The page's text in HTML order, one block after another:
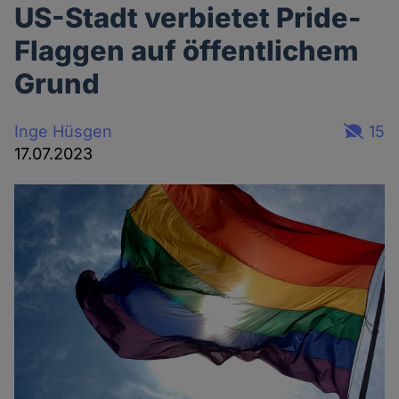
US-Stadt verbietet Pride-
Flaggen auf öffentlichem
Grund
Inge Hüsgen
17.07.2023
15